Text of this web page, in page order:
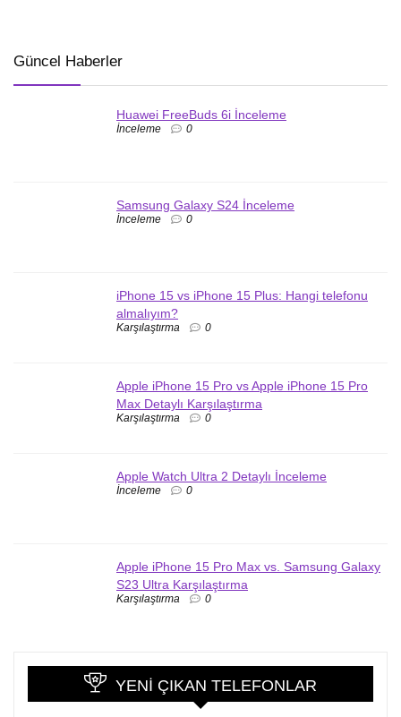
Güncel Haberler
Huawei FreeBuds 6i İnceleme
İnceleme 0
Samsung Galaxy S24 İnceleme
İnceleme 0
iPhone 15 vs iPhone 15 Plus: Hangi telefonu
almalıyım?
Karşılaştırma 0
Apple iPhone 15 Pro vs Apple iPhone 15 Pro
Max Detaylı Karşılaştırma
Karşılaştırma 0
Apple Watch Ultra 2 Detaylı İnceleme
İnceleme 0
Apple iPhone 15 Pro Max vs. Samsung Galaxy
S23 Ultra Karşılaştırma
Karşılaştırma 0
YENI ÇIKAN TELEFONLAR